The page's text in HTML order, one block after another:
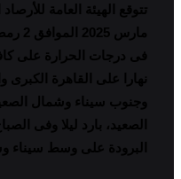
مارس
فى درجات الحرارة على
نهارا على القاهرة الكبرى
وجنوب سيناء وشمال
الصعيد، بارد ليلا وفى
البرودة على وسط سيناء